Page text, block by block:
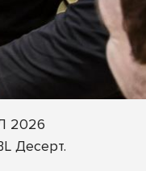
2026
Десерт.